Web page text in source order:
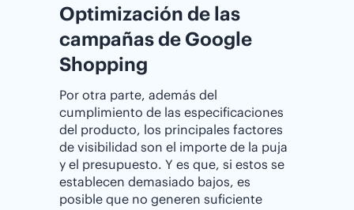
Optimización de las
campañas de Google
Shopping
Por otra parte, además del
cumplimiento de las especificaciones
del producto, los principales factores
de visibilidad son el importe de la puja
y el presupuesto. Y es que, si estos se
establecen demasiado bajos, es
posible que no generen suficiente